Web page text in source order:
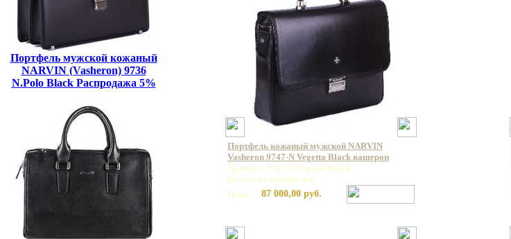
Портфель мужской кожаный
NARVIN (Vasheron) 9736
N.Polo Black Распродажа 5%
Портфель кожаный мужской NARVIN
Vasheron 9747-N Vegetta Black вашерон
Артикул: 9747 N Vegetta Black
Базовая единица: шт
Цена:
87 000,00 руб.